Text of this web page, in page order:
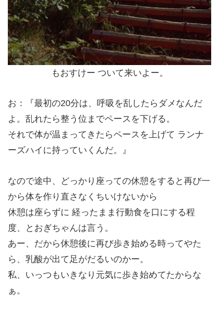
もおすけー ついて来いよー。
お：『最初の20分は、呼吸を乱したらダメなんだ
よ。乱れたら整う位までペースを下げる。
それで体が温まってきたらペースを上げて ランナ
ーズハイに持っていくんだ。』
なので途中、どっかり座っての休憩をすると再び一
から体を作り直さなくちいけないから
休憩は座らずに 経ったまま行動食を口にする程
度、とおぎちゃんは言う。
あー、だから休憩後に再び歩き始める時ってやた
ら、乳酸が出て足がだるいのかー。
私、いっつもいきなり元気に歩き始めてたからな
ぁ。